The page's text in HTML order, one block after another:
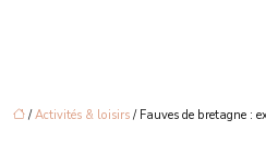
/Activités & loisirs / Fauves de bretagne :